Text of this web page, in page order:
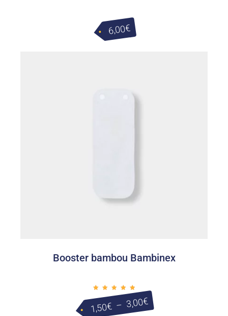
6,00€
Booster bambou Bambinex
Note
sur 5
1,50€ – 3,00€Plage